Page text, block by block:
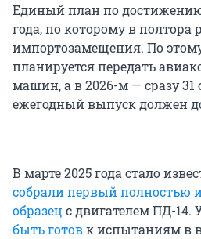
Единый план по
года, по которому в полтора
импортозамещения. По
планируется передать
машин, а в 2026-м — сразу 31
ежегодный выпуск должен
В марте 2025 года стало
собрали первый
образец с двигателем ПД-14.
быть готовк испытаниям в